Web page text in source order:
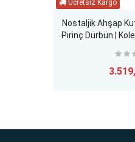
Nostaljik Ahşap
Pirinç Dürbün |